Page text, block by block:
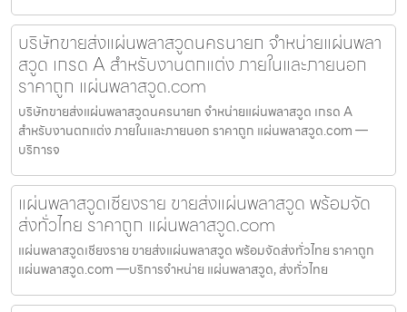
บริษัทขายส่งแผ่นพลาสวูดนครนายก จำหน่ายแผ่นพลา
สวูด เกรด A สำหรับงานตกแต่ง ภายในและภายนอก
ราคาถูก แผ่นพลาสวูด.com
บริษัทขายส่งแผ่นพลาสวูดนครนายก จำหน่ายแผ่นพลาสวูด เกรด A
สำหรับงานตกแต่ง ภายในและภายนอก ราคาถูก แผ่นพลาสวูด.com —
บริการจ
แผ่นพลาสวูดเชียงราย ขายส่งแผ่นพลาสวูด พร้อมจัด
ส่งทั่วไทย ราคาถูก แผ่นพลาสวูด.com
แผ่นพลาสวูดเชียงราย ขายส่งแผ่นพลาสวูด พร้อมจัดส่งทั่วไทย ราคาถูก
แผ่นพลาสวูด.com —บริการจำหน่าย แผ่นพลาสวูด, ส่งทั่วไทย